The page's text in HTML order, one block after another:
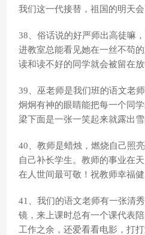
我们这一代接替，祖国的明天会
38、俗话说的好严师出高徒嘛
进教室总能看见她在一丝不苟
读和读不好的同学就会被留在放
39、巫老师是我们班的语文老
炯炯有神的眼睛能把每一个同
梁下面是一张一笑起来就露出雪
40、教师是蜡烛，燃烧自己照
自己补长学生。教师的事业在
在人世间最可敬！祝教师幸福健
41、我们的语文老师有一张清
镜，来上课时总有一个课代表
工作之余，还爱看看电影，打打